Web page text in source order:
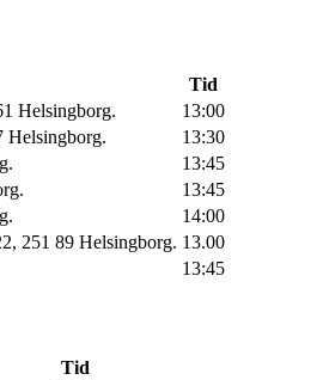
Tid
Helsingborg.
13:00
Helsingborg.
13:30
13:45
13:45
14:00
251 89 Helsingborg. 13.00
13:45
Tid